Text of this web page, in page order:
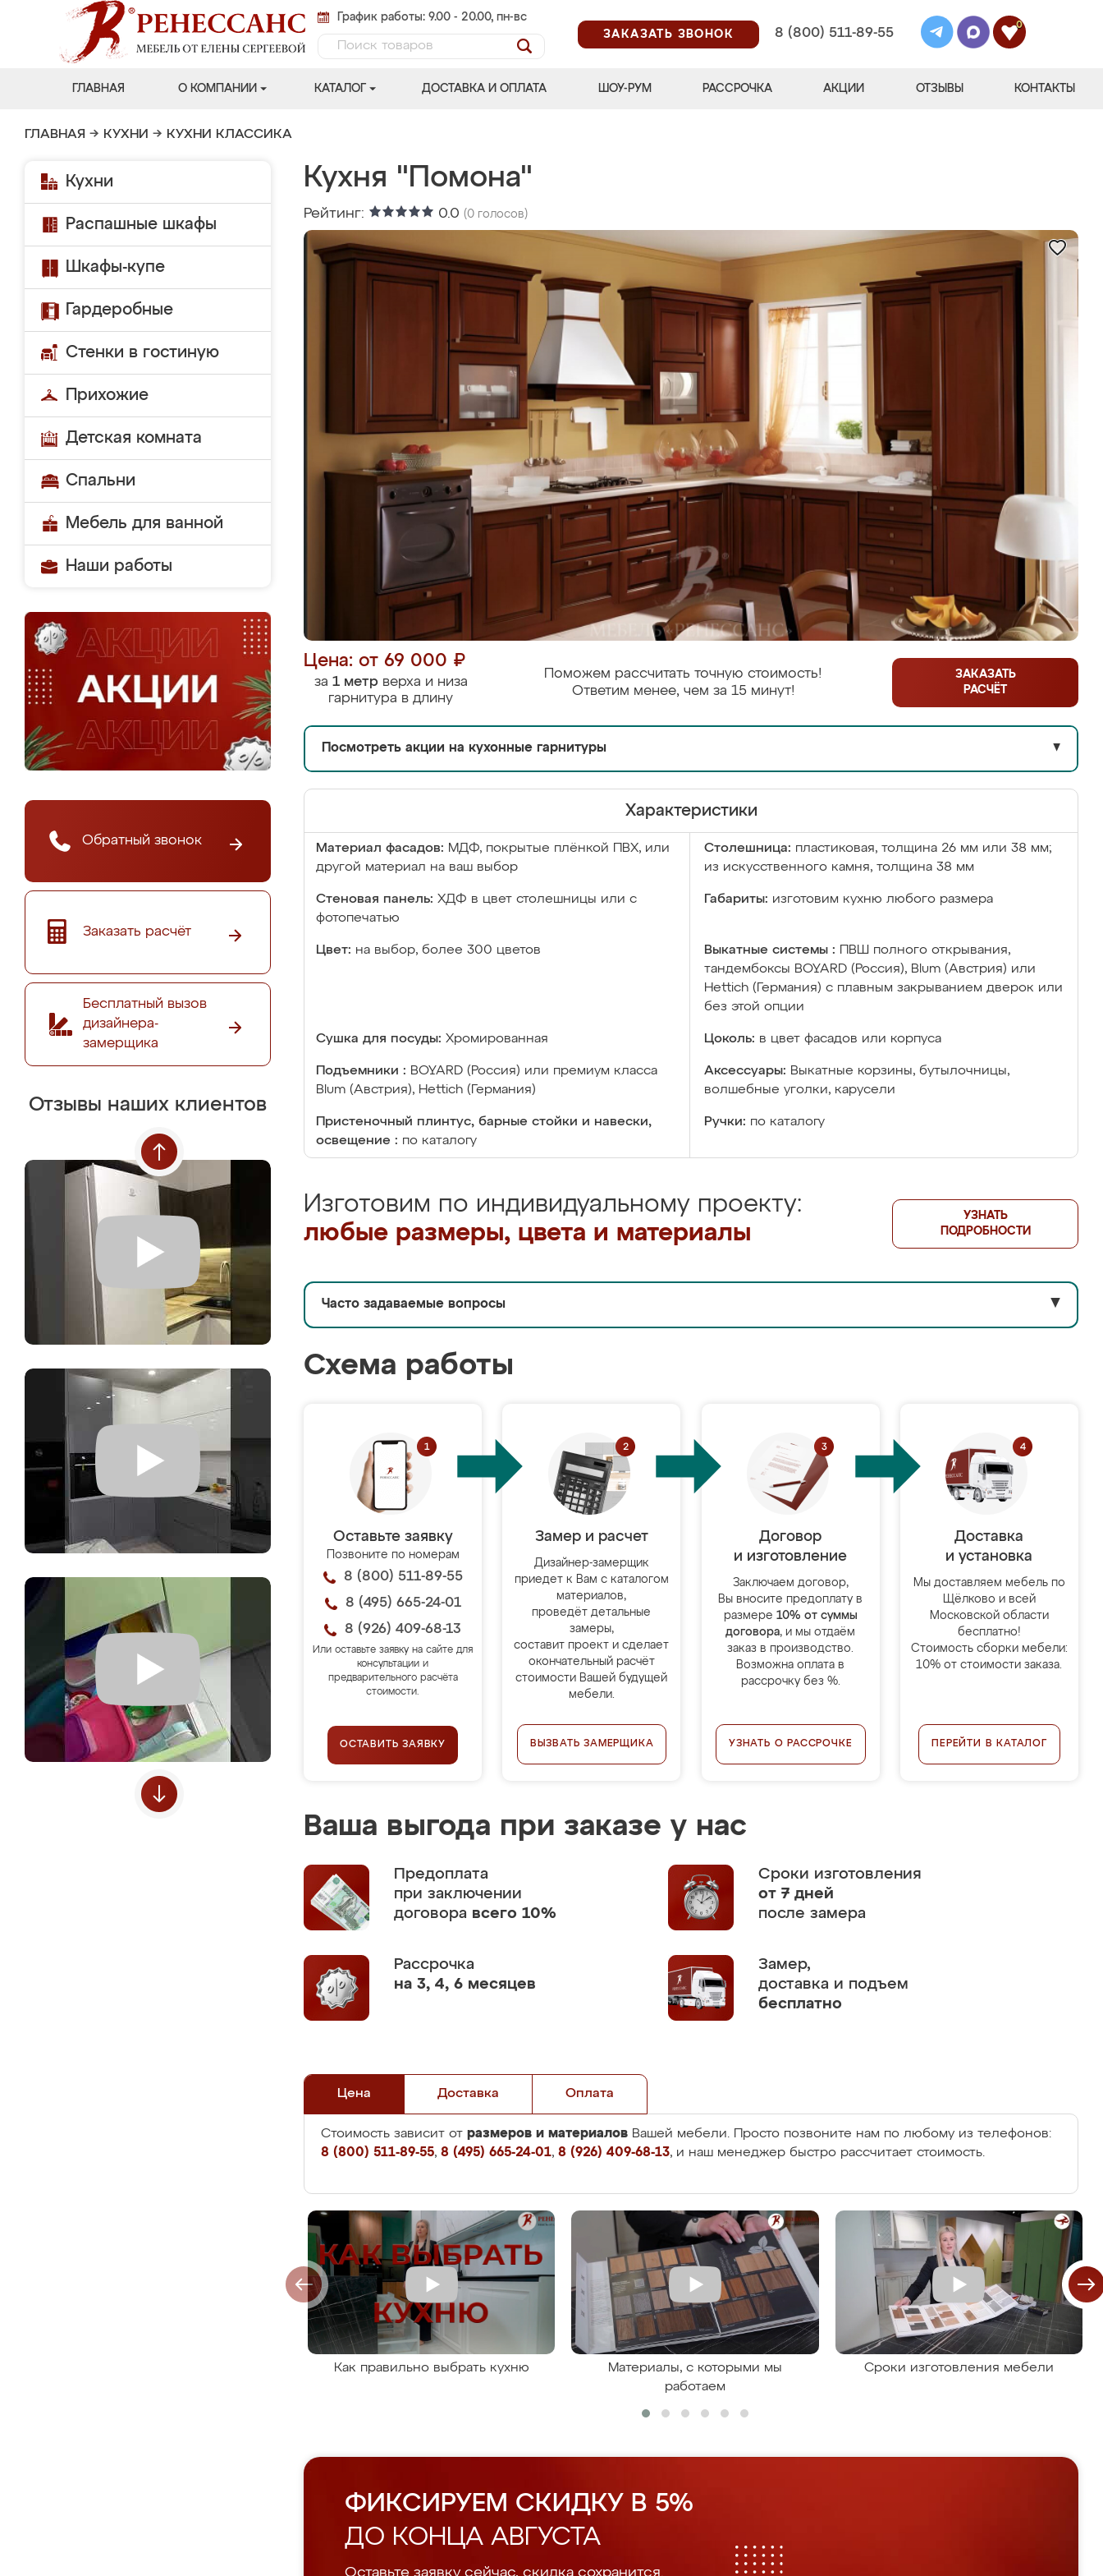
График работы: 9.00 - 20.00, пн-вс
ЗАКАЗАТЬ ЗВОНОК
8 (800) 511-89-55
0
ГЛАВНАЯ О КОМПАНИИ КАТАЛОГ ДОСТАВКА И ОПЛАТА ШОУ-РУМ РАССРОЧКА АКЦИИ ОТЗЫВЫ КОНТАКТЫ
ГЛАВНАЯ → КУХНИ → КУХНИ КЛАССИКА
Кухни
Распашные шкафы
Шкафы-купе
Гардеробные
Стенки в гостиную
Прихожие
Детская комната
Спальни
Мебель для ванной
Наши работы
Обратный звонок
Заказать расчёт
Бесплатный вызов
дизайнера-
замерщика
Отзывы наших клиентов
Кухня "Помона"
Рейтинг: 0.0 (0 голосов)
Цена: от 69 000 ₽
за 1 метрверха и низа
гарнитура в длину
Поможем рассчитать точную стоимость!
Ответим менее, чем за 15 минут!
ЗАКАЗАТЬ
РАСЧЁТ
Посмотреть акции на кухонные гарнитуры ▼
Характеристики
Материал фасадов: МДФ, покрытые плёнкой ПВХ, или
другой материал на ваш выбор
Столешница: пластиковая, толщина 26 мм или 38 мм;
из искусственного камня, толщина 38 мм
Стеновая панель: ХДФ в цвет столешницы или с
фотопечатью
Габариты: изготовим кухню любого размера
Цвет: на выбор, более 300 цветов Выкатные системы :
ПВШ полного открывания,
тандембоксы BOYARD (Россия), Blum (Австрия) или
Hettich (Германия) с плавным закрыванием дверок или
без этой опции
Сушка для посуды: Хромированная Цоколь: в цвет фасадов или корпуса
Подъемники : BOYARD (Россия) или премиум класса
Blum (Австрия), Hettich (Германия)
Аксессуары: Выкатные корзины, бутылочницы,
волшебные уголки, карусели
Пристеночный плинтус, барные стойки и навески,
освещение : по каталогу
Ручки: по каталогу
Изготовим по индивидуальному проекту:
любые размеры, цвета и материалы
УЗНАТЬ
ПОДРОБНОСТИ
Часто задаваемые вопросы ▼
Схема работы
Оставьте заявку
Позвоните по номерам
8 (800) 511-89-55
8 (495) 665-24-01
8 (926) 409-68-13
Или оставьте заявку на сайте для
консультации и
предварительного расчёта
стоимости.
ОСТАВИТЬ ЗАЯВКУ
Замер и расчет
Дизайнер-замерщик
приедет к Вам с каталогом
материалов,
проведёт детальные
замеры,
составит проект и сделает
окончательный расчёт
стоимости Вашей будущей
мебели.
ВЫЗВАТЬ ЗАМЕРЩИКА
Договор
и изготовление
Заключаем договор,
Вы вносите предоплату в
размере 10% от суммы
договора, и мы отдаём
заказ в производство.
Возможна оплата в
рассрочку без %.
УЗНАТЬ О РАССРОЧКЕ
Доставка
и установка
Мы доставляем мебель по
Щёлково и всей
Московской области
бесплатно!
Стоимость сборки мебели:
10% от стоимости заказа.
ПЕРЕЙТИ В КАТАЛОГ
Ваша выгода при заказе у нас
Предоплата
при заключении
договора всего 10%
Сроки изготовления
от 7 дней
после замера
Рассрочка
на 3, 4, 6 месяцев
Замер,
доставка и подъем
бесплатно
Цена Доставка Оплата
Стоимость зависит от размеров и материалов Вашей мебели. Просто позвоните нам по любому из телефонов:
8 (800) 511-89-55, 8 (495) 665-24-01, 8 (926) 409-68-13, и наш менеджер быстро рассчитает стоимость.
Как правильно выбрать кухню
Материалы, с которыми мы
работаем
Сроки изготовления мебели
ФИКСИРУЕМ СКИДКУ В 5%
ДО КОНЦА АВГУСТА
Оставьте заявку сейчас, скидка сохранится.